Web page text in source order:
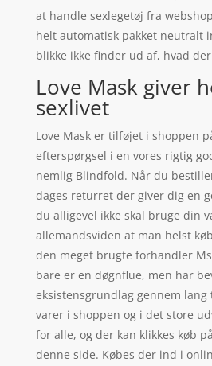
at handle sexlegetøj fra
helt automatisk pakket neutralt
blikke ikke finder ud af, hvad
Love Mask giver
sexlivet
Love Mask er tilføjet i shoppen
efterspørgsel i en vores rigtig
nemlig Blindfold. Når du
dages returret der giver dig en
du alligevel ikke skal bruge din
allemandsviden at man helst
den meget brugte forhandler
bare er en døgnflue, men har
eksistensgrundlag gennem lang
varer i shoppen og i det store
for alle, og der kan klikkes køb
denne side. Købes der ind i